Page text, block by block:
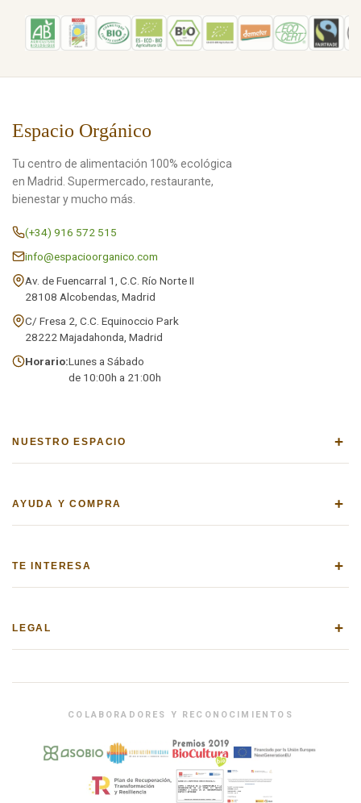
Espacio Orgánico
Tu centro de alimentación 100% ecológica
en Madrid. Supermercado, restaurante,
bienestar y mucho más.
(+34) 916 572 515
info@espacioorganico.com
Av. de Fuencarral 1, C.C. Río Norte II
28108 Alcobendas, Madrid
C/ Fresa 2, C.C. Equinoccio Park
28222 Majadahonda, Madrid
Horario:Lunes a Sábado
de 10:00h a 21:00h
NUESTRO ESPACIO +
AYUDA Y COMPRA +
TE INTERESA +
LEGAL +
COLABORADORES Y RECONOCIMIENTOS